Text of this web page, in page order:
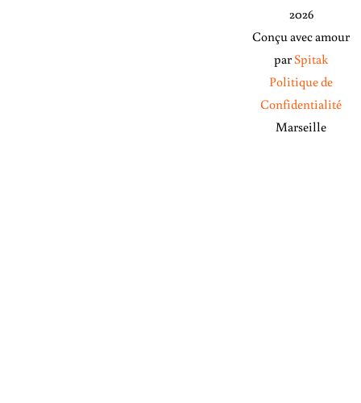
2026
Conçu avec amour
parSpitak
Politique de
Confidentialité
Marseille